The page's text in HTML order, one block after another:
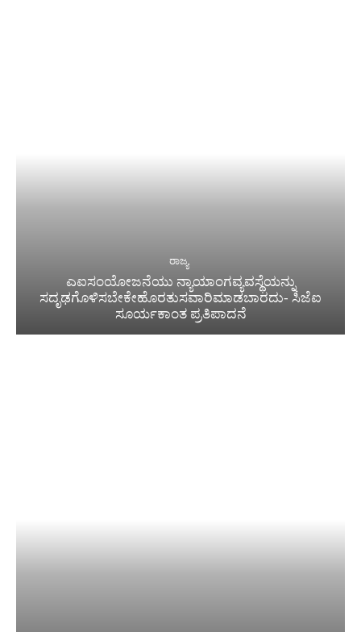
ರಾಜ್ಯ
ಎಐಸಂಯೋಜನೆಯು ನ್ಯಾಯಾಂಗವ್ಯವಸ್ಥೆಯನ್ನು
ಸದೃಢಗೊಳಿಸಬೇಕೇಹೊರತುಸವಾರಿಮಾಡಬಾರದು- ಸಿಜೆಐ
ಸೂರ್ಯಕಾಂತ ಪ್ರತಿಪಾದನೆ